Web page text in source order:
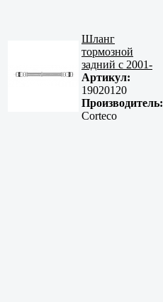
Шланг
тормозной
задний с 2001-
Артикул:
19020120
Производитель:
Corteco